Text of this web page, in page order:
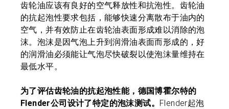
齿轮油应该有良好的空气释放性和抗泡性。齿轮油
的抗起泡性要求包括，能够快速分离散布于油内的
空气，并有效防止在齿轮油表面形成难以消除的泡
沫。泡沫是因气泡上升到润滑油表面而形成的，好
的润滑油必须能让气泡尽快破裂以使泡沫量维持在
最低水平。
为了评估齿轮油的抗起泡性能，德国博霍尔特的
Flender公司设计了特定的泡沫测试。 Flender起泡